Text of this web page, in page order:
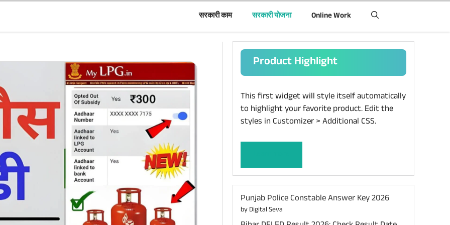
सरकारी काम सरकारी योजना Online Work
Product Highlight
This first widget will style itself automatically
to highlight your favorite product. Edit the
styles in Customizer > Additional CSS.
Punjab Police Constable Answer Key 2026
by Digital Seva